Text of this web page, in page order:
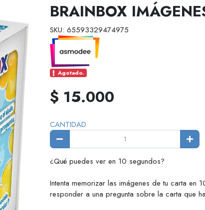
BRAINBOX
SKU: 65593329474975
Agotado.
$ 15.000
CANTIDAD
¿Qué puedes ver en 10 segundos?
Intenta memorizar las imágenes de tu carta en
responder a una pregunta sobre la carta que